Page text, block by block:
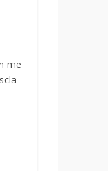
me